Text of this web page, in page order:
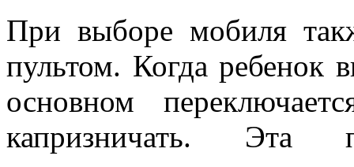
При выборе мобиля
пультом. Когда ребенок
основном
капризничать. Эта